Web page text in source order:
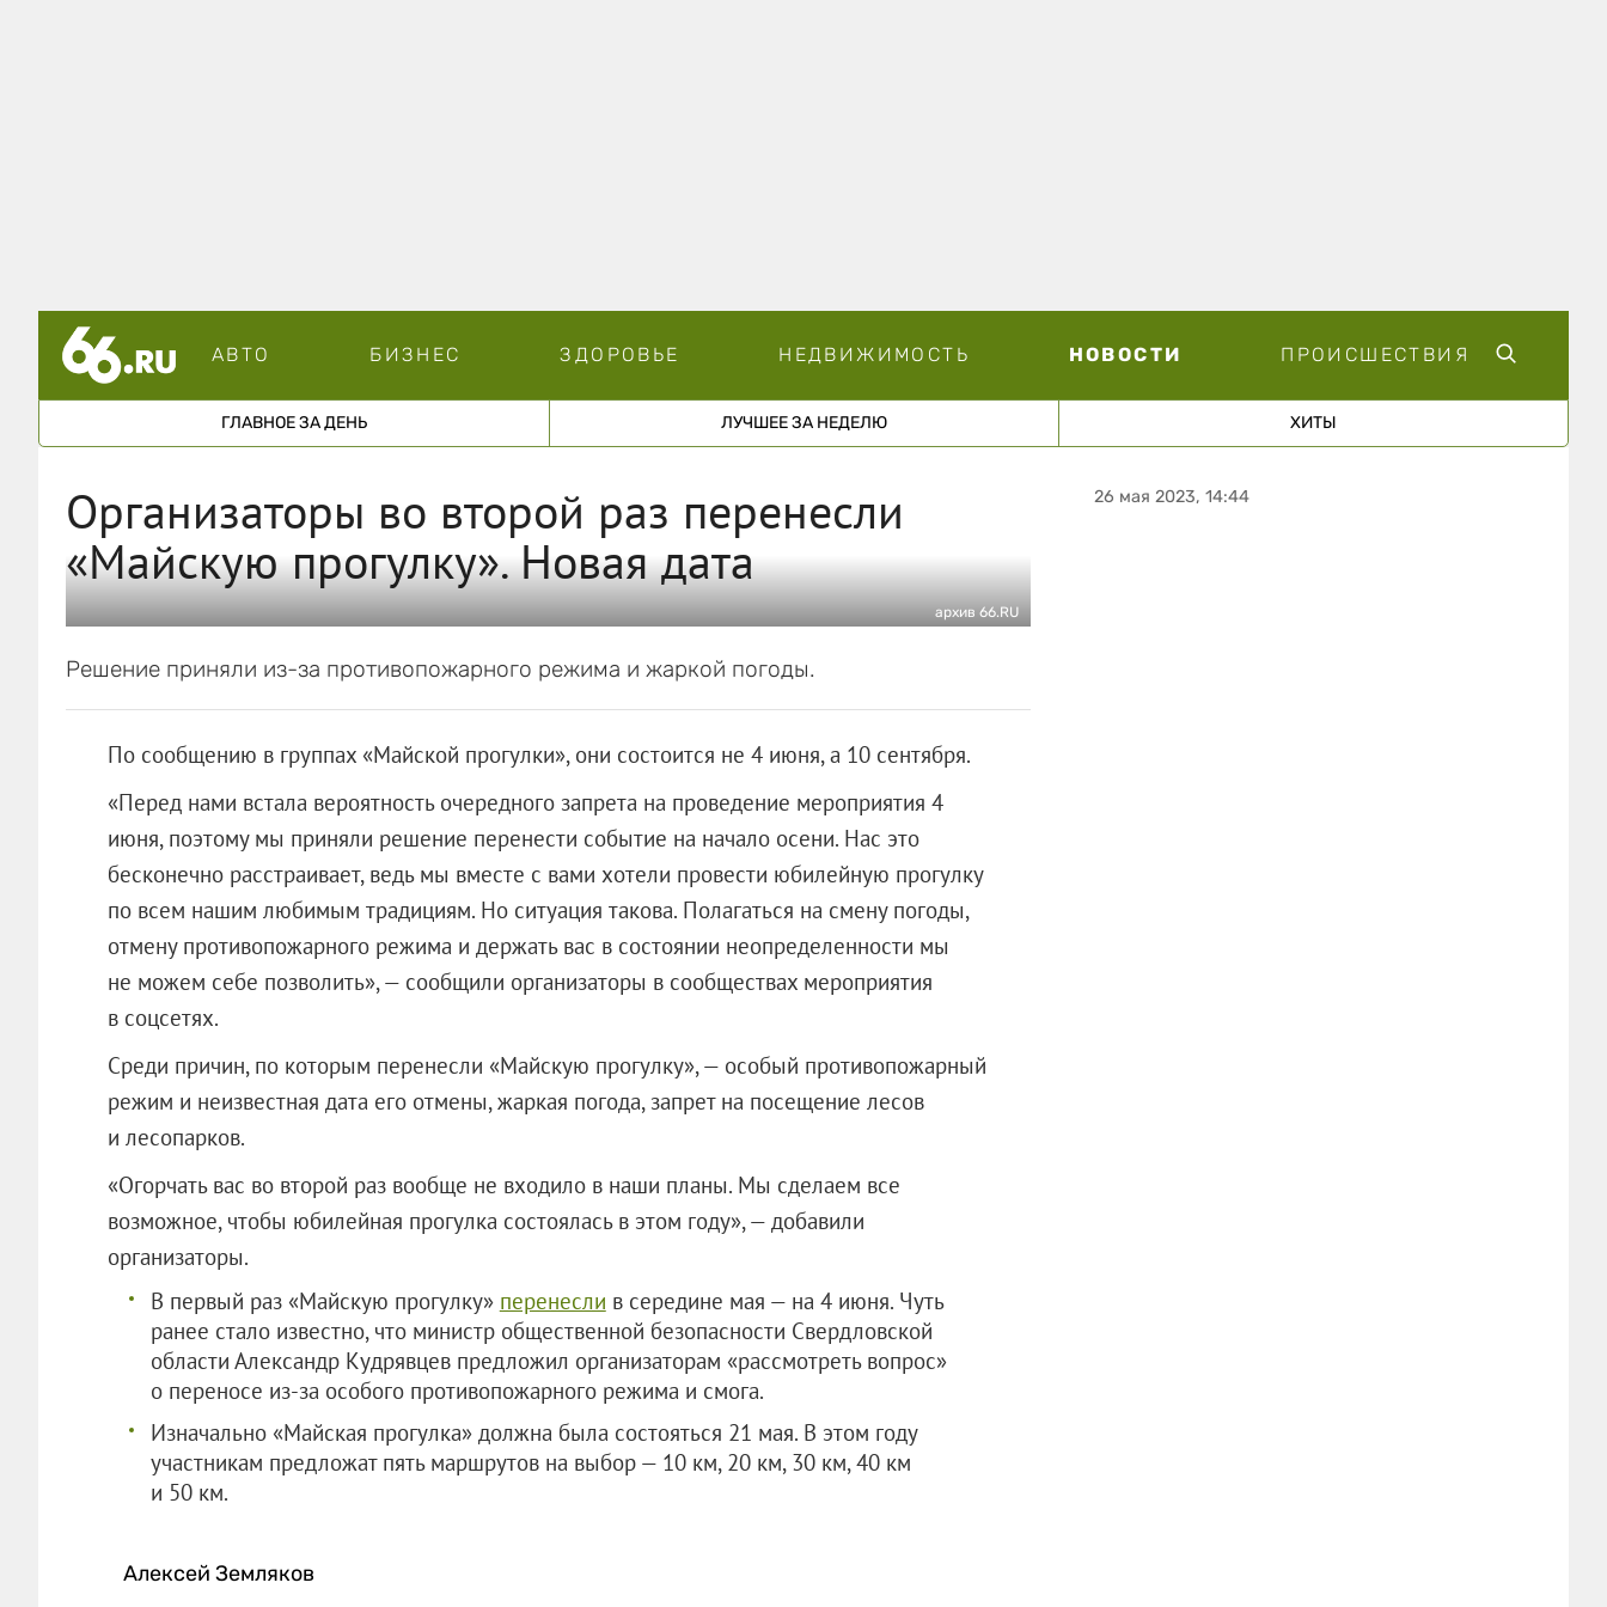
АВТО БИЗНЕС ЗДОРОВЬЕ НЕДВИЖИМОСТЬ НОВОСТИ ПРОИСШЕСТВИЯ
ГЛАВНОЕ ЗА ДЕНЬ ЛУЧШЕЕ ЗА НЕДЕЛЮ ХИТЫ
Организаторы во второй раз перенесли
«Майскую прогулку». Новая дата
архив 66.RU
Решение приняли из-за противопожарного режима и жаркой погоды.
По сообщению в группах «Майской прогулки», они состоится не 4 июня, а 10 сентября.
«Перед нами встала вероятность очередного запрета на проведение мероприятия 4
июня, поэтому мы приняли решение перенести событие на начало осени. Нас это
бесконечно расстраивает, ведь мы вместе с вами хотели провести юбилейную прогулку
по всем нашим любимым традициям. Но ситуация такова. Полагаться на смену погоды,
отмену противопожарного режима и держать вас в состоянии неопределенности мы
не можем себе позволить», — сообщили организаторы в сообществах мероприятия
в соцсетях.
Среди причин, по которым перенесли «Майскую прогулку», — особый противопожарный
режим и неизвестная дата его отмены, жаркая погода, запрет на посещение лесов
и лесопарков.
«Огорчать вас во второй раз вообще не входило в наши планы. Мы сделаем все
возможное, чтобы юбилейная прогулка состоялась в этом году», — добавили
организаторы.
В первый раз «Майскую прогулку» перенесли в середине мая — на 4 июня. Чуть
ранее стало известно, что министр общественной безопасности Свердловской
области Александр Кудрявцев предложил организаторам «рассмотреть вопрос»
о переносе из-за особого противопожарного режима и смога.
Изначально «Майская прогулка» должна была состояться 21 мая. В этом году
участникам предложат пять маршрутов на выбор — 10 км, 20 км, 30 км, 40 км
и 50 км.
Алексей Земляков
26 мая 2023, 14:44